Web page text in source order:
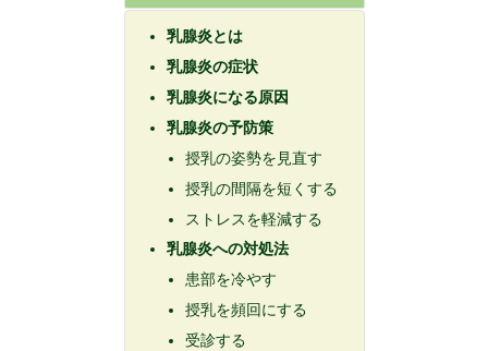
乳腺炎とは
乳腺炎の症状
乳腺炎になる原因
乳腺炎の予防策
授乳の姿勢を見直す
授乳の間隔を短くする
ストレスを軽減する
乳腺炎への対処法
患部を冷やす
授乳を頻回にする
受診する